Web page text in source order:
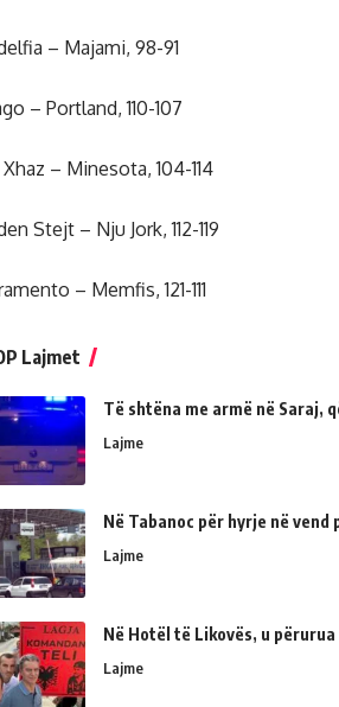
– Majami, 98-91
– Portland, 110-107
Xhaz – Minesota, 104-114
Stejt – Nju Jork, 112-119
– Memfis, 121-111
Lajmet
Të shtëna me armë në Saraj,
Lajme
Në Tabanoc për hyrje në
Lajme
Në Hotël të Likovës, u
Lajme